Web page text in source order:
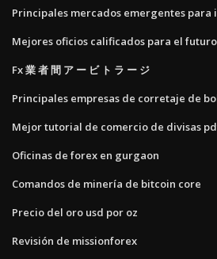
Principales mercados emergentes para
Mejores oficios calificados para el futuro
Fx 業 者 間 ア ー ビ ト ラ ー ジ
Principales empresas de corretaje de
Mejor tutorial de comercio de divisas
Oficinas de forex en gurgaon
Comandos de minería de bitcoin core
Precio del oro usd por oz
Revisión de missionforex